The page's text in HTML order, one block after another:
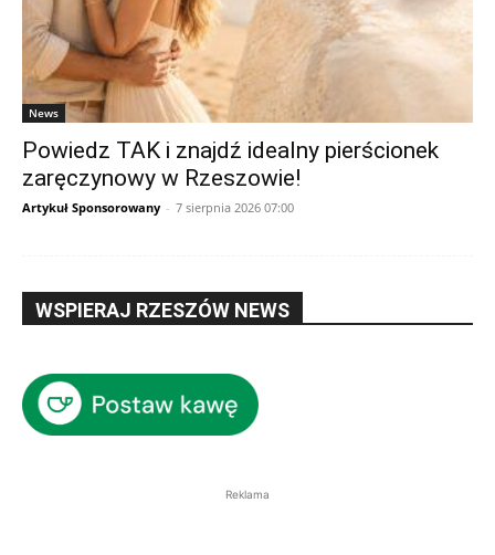
News
Powiedz TAK i znajdź idealny pierścionek
zaręczynowy w Rzeszowie!
Artykuł Sponsorowany - 7 sierpnia 2026 07:00
WSPIERAJ RZESZÓW NEWS
Reklama